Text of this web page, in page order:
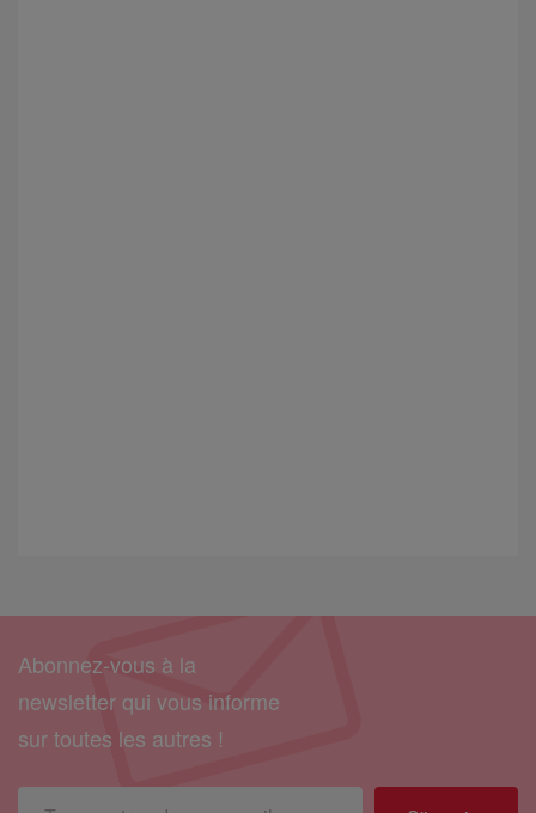
Abonnez-vous à la
newsletter qui vous informe
sur toutes les autres !